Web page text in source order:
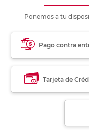
Ponemos a tu
Pago contra
Tarjeta de